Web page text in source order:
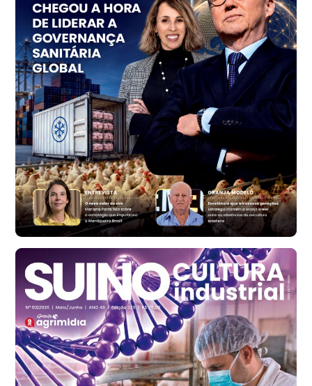
Trigo Atacado - Regional
PR
R$ 1.414,46
t
Trigo Atacado - Regional
RS
R$ 1.314,61
t
Ovo Vermelho - Regional
Vermelho
R$ 171,61
cx
Ovo Branco - Regional
Santa Maria do Jetibá (ES)
R$ 140,74
cx
Ovo Branco - Regional
Recife (PE)
R$ 147,74
cx
Ovo Vermelho - Regional